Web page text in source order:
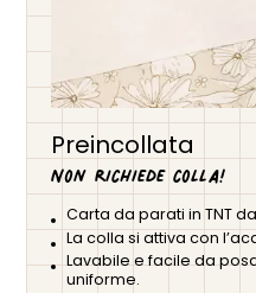
Preincollata
Non richiede colla!
Carta da parati in TNT da
La colla si attiva con
Lavabile e facile da
uniforme.